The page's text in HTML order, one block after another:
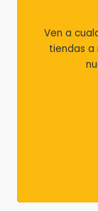
Ven a
tiendas a